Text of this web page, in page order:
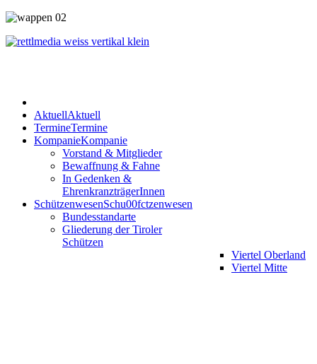
AktuellAktuell
TermineTermine
KompanieKompanie
Vorstand & Mitglieder
Bewaffnung & Fahne
In Gedenken &
EhrenkranzträgerInnen
SchützenwesenSchu00fctzenwesen
Bundesstandarte
Gliederung der Tiroler
Schützen
Viertel Oberland
Viertel Mitte